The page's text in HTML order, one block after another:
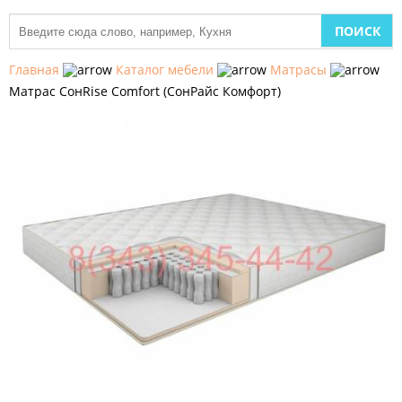
Главная Каталог мебели
Матрасы
Матрас СонRise Comfort (СонРайс Комфорт)
МЕБЕЛЬ
КУХНИ
ШКАФЫ
МЕБЕЛЬ